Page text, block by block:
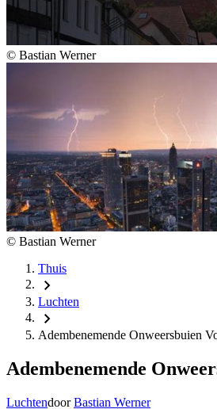
© Bastian Werner
© Bastian Werner
Thuis
chevron_right
Luchten
chevron_right
Adembenemende Onweersbuien
Adembenemende
Luchtendoor Bastian Werner